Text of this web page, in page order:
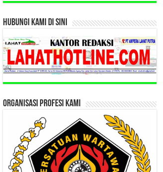
HUBUNGI KAMI DI SINI
ORGANISASI PROFESI KAMI